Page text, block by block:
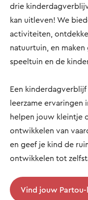
drie
kan uitleven! We
activiteiten,
natuurtuin, en
speeltuin en de
Een
leerzame ervaringen
helpen jouw kleintje
ontwikkelen van
en geef je kind de
ontwikkelen tot
Vind jouw